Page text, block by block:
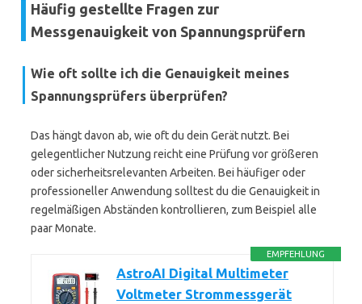
Häufig gestellte Fragen zur
Messgenauigkeit von Spannungsprüfern
Wie oft sollte ich die Genauigkeit meines
Spannungsprüfers überprüfen?
Das hängt davon ab, wie oft du dein Gerät nutzt. Bei
gelegentlicher Nutzung reicht eine Prüfung vor größeren
oder sicherheitsrelevanten Arbeiten. Bei häufiger oder
professioneller Anwendung solltest du die Genauigkeit in
regelmäßigen Abständen kontrollieren, zum Beispiel alle
paar Monate.
EMPFEHLUNG
AstroAI Digital Multimeter
Voltmeter Strommessgerät